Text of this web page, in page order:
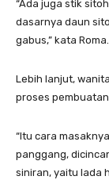
“Ada juga stik
dasarnya daun
gabus,” kata Roma.
Lebih lanjut,
proses
“Itu cara
panggang,
siniran, yaitu lada